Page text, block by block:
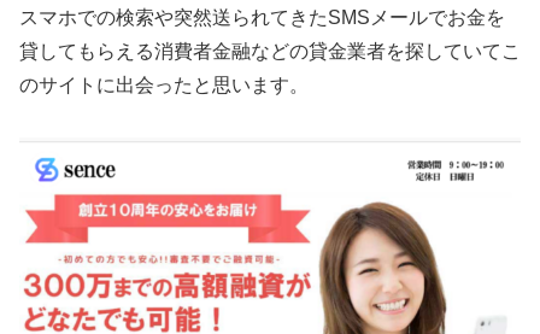
スマホでの検索や突然送られてきたSMSメールでお金を
貸してもらえる消費者金融などの貸金業者を探していてこ
のサイトに出会ったと思います。